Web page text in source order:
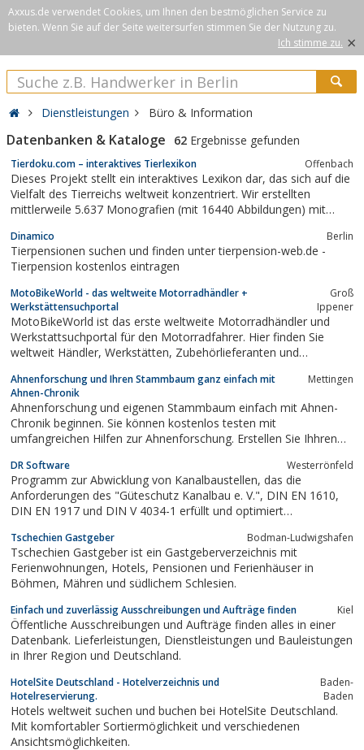
Axxus.de verwendet Cookies, um Ihnen den bestmöglichen Service zu
bieten. Wenn Sie auf der Seite weitersurfen stimmen Sie der Nutzung zu.
Ich stimme zu. ×
Dienstleistungen Büro & Information
Datenbanken & Kataloge 62 Ergebnisse gefunden
Tierdoku.com – interaktives Tierlexikon Offenbach
Dieses Projekt stellt ein interaktives Lexikon dar, das sich auf die
Vielfalt des Tierreichs weltweit konzentriert. Wir erstellten
mittlerweile 5.637 Monografien (mit 16440 Abbildungen) mit
Entomologen Danilo Matzke in Eigenarbeit. Es kommen täglich
neue Tierarten und höhere...
Dinamico Berlin
Tierpensionen suchen und finden unter tierpension-web.de -
Tierpension kostenlos eintragen
MotoBikeWorld - das weltweite Motorradhändler +
Werkstättensuchportal
Groß
Ippener
MotoBikeWorld ist das erste weltweite Motorradhändler und
Werkstattsuchportal für den Motorradfahrer. Hier finden Sie
weltweit Händler, Werkstätten, Zubehörlieferanten und
werden viele nützliche Informationen rund um das Thema
Motorrad angeboten.
Ahnenforschung und Ihren Stammbaum ganz einfach mit
Ahnen-Chronik
Mettingen
Ahnenforschung und eigenen Stammbaum einfach mit Ahnen-
Chronik beginnen. Sie können kostenlos testen mit
umfangreichen Hilfen zur Ahnenforschung. Erstellen Sie Ihhren
Ahnenarchiv.
DR Software Westerrönfeld
Programm zur Abwicklung von Kanalbaustellen, das die
Anforderungen des "Güteschutz Kanalbau e. V.", DIN EN 1610,
DIN EN 1917 und DIN V 4034-1 erfüllt und optimiert
Abrechnung von Kanalbaustelle
Tschechien Gastgeber Bodman-Ludwigshafen
Tschechien Gastgeber ist ein Gastgeberverzeichnis mit
Ferienwohnungen, Hotels, Pensionen und Ferienhäuser in
Böhmen, Mähren und südlichem Schlesien.
Einfach und zuverlässig Ausschreibungen und Aufträge finden Kiel
Öffentliche Ausschreibungen und Aufträge finden alles in einer
Datenbank. Lieferleistungen, Dienstleistungen und Bauleistungen
in Ihrer Region und Deutschland.
HotelSite Deutschland - Hotelverzeichnis und
Hotelreservierung.
Baden-
Baden
Hotels weltweit suchen und buchen bei HotelSite Deutschland.
Mit komfortabler Sortiermöglichkeit und verschiedenen
Ansichtsmöglichkeiten.